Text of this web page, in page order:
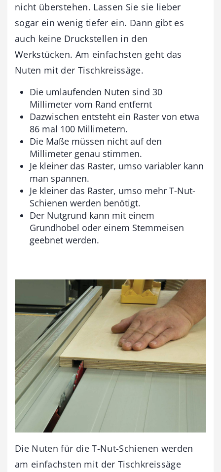
nicht überstehen. Lassen Sie sie lieber
sogar ein wenig tiefer ein. Dann gibt es
auch keine Druckstellen in den
Werkstücken. Am einfachsten geht das
Nuten mit der Tischkreissäge.
Die umlaufenden Nuten sind 30
Millimeter vom Rand entfernt
Dazwischen entsteht ein Raster von etwa
86 mal 100 Millimetern.
Die Maße müssen nicht auf den
Millimeter genau stimmen.
Je kleiner das Raster, umso variabler kann
man spannen.
Je kleiner das Raster, umso mehr T-Nut-
Schienen werden benötigt.
Der Nutgrund kann mit einem
Grundhobel oder einem Stemmeisen
geebnet werden.
Die Nuten für die T-Nut-Schienen werden
am einfachsten mit der Tischkreissäge